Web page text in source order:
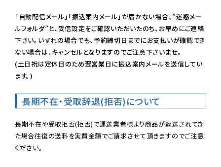
「自動配信メール」「振込案内メール」が届かない場合、”迷惑メー
ルフォルダ”と、受信設定をご確認いただいたのち、お早めにご連絡
下さい。いずれの場合でも、予約締切日までにお支払いが確認でき
ない場合は、キャンセルとなりますのでご注意下さいませ。
(土日祝は定休日のため翌営業日に振込案内メールを送信してい
ます。)
長期不在・受取辞退(拒否)について
長期不在や受取拒否(拒否)で運送業者様より商品が返送されてき
た場合往復の送料を実費金額でご請求させて頂きますのでご注意
ください。